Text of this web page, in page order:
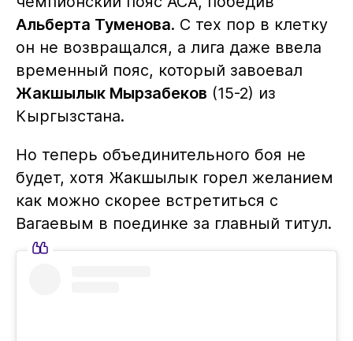
Альберта Туменова. С тех пор в клетку
он не возвращался, а лига даже ввела
временный пояс, который завоевал
Жакшылык Мырзабеков (15-2) из
Кыргызстана.
Но теперь объединительного боя не
будет, хотя Жакшылык горел желанием
как можно скорее встретиться с
Вагаевым в поединке за главный титул.